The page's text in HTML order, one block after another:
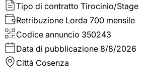
Tipo di contratto Tirocinio/Stage
Retribuzione Lorda 700 mensile
Codice annuncio 350243
Data di pubblicazione 8/8/2026
Città Cosenza